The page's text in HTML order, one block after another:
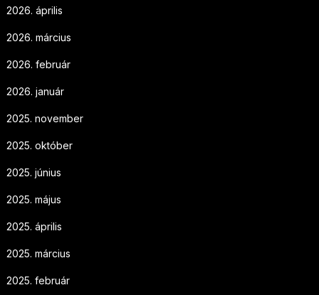
2026. április
2026. március
2026. február
2026. január
2025. november
2025. október
2025. június
2025. május
2025. április
2025. március
2025. február